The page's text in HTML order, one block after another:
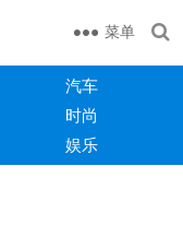
菜单
汽车
时尚
娱乐